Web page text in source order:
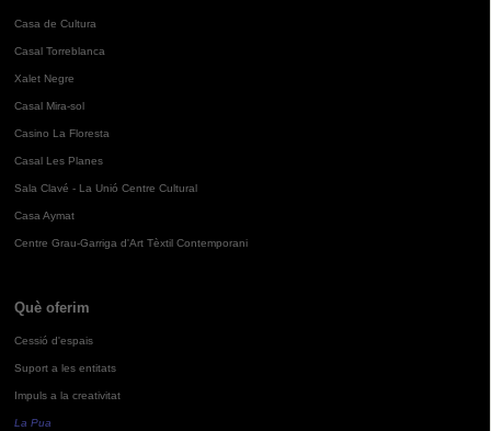
Casa de Cultura
Casal Torreblanca
Xalet Negre
Casal Mira-sol
Casino La Floresta
Casal Les Planes
Sala Clavé - La Unió Centre Cultural
Casa Aymat
Centre Grau-Garriga d'Art Tèxtil Contemporani
Què oferim
Cessió d'espais
Suport a les entitats
Impuls a la creativitat
La Pua